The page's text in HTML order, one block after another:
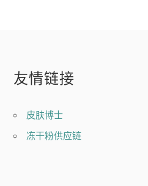
友情链接
皮肤博士
冻干粉供应链